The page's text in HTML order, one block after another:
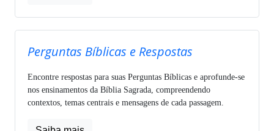
Perguntas Bíblicas e Respostas
Encontre respostas para suas Perguntas Bíblicas e aprofunde-se
nos ensinamentos da Bíblia Sagrada, compreendendo
contextos, temas centrais e mensagens de cada passagem.